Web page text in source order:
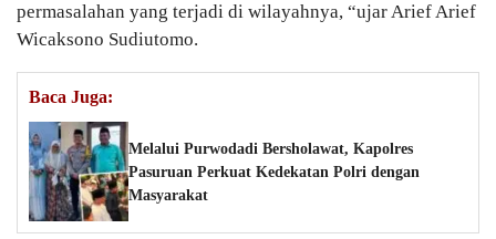
permasalahan yang terjadi di wilayahnya, “ujar Arief Arief
Wicaksono Sudiutomo.
Baca Juga:
Melalui Purwodadi Bersholawat, Kapolres
Pasuruan Perkuat Kedekatan Polri dengan
Masyarakat